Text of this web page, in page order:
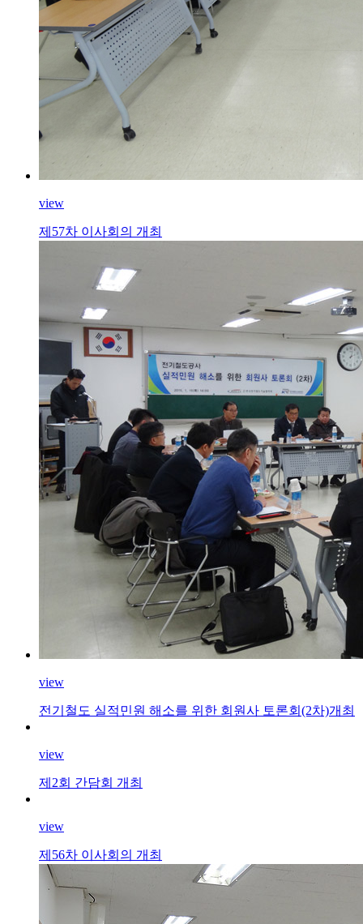
view
제57차 이사회의 개최
view
전기철도 실적민원 해소를 위한 회원사 토론회(2차)개최
view
제2회 간담회 개최
view
제56차 이사회의 개최